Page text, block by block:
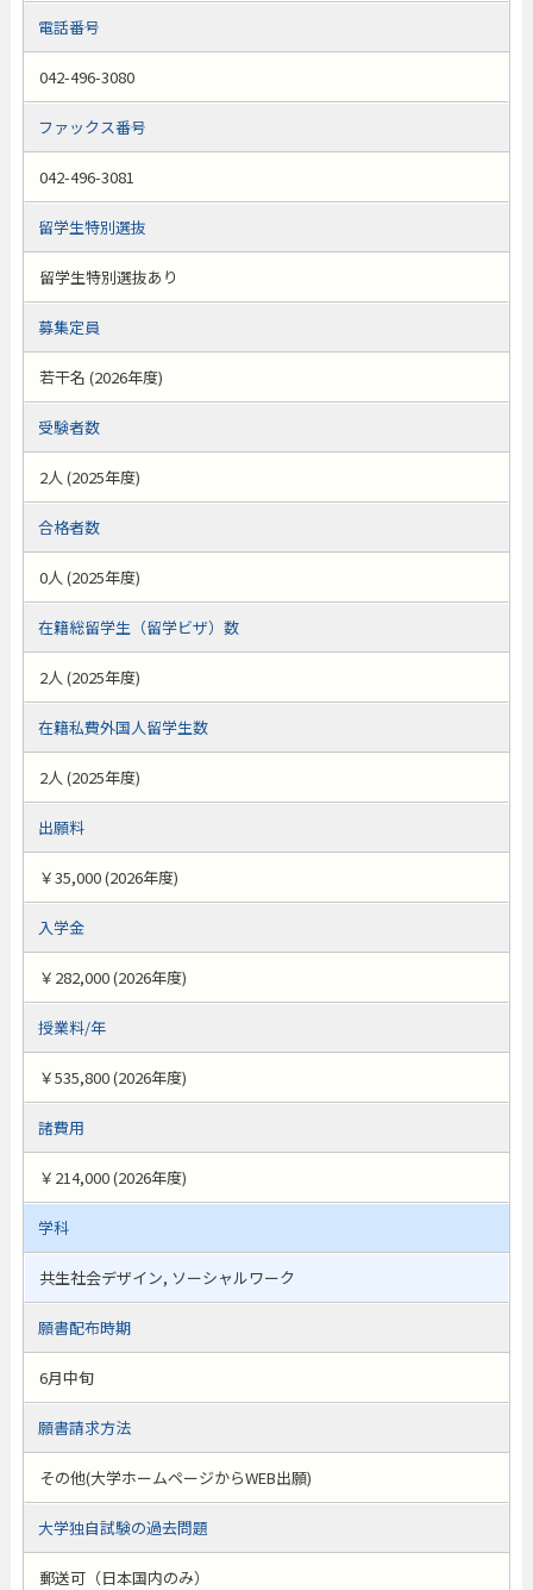
電話番号
042-496-3080
ファックス番号
042-496-3081
留学生特別選抜
留学生特別選抜あり
募集定員
若干名 (2026年度)
受験者数
2人 (2025年度)
合格者数
0人 (2025年度)
在籍総留学生（留学ビザ）数
2人 (2025年度)
在籍私費外国人留学生数
2人 (2025年度)
出願料
￥35,000 (2026年度)
入学金
￥282,000 (2026年度)
授業料/年
￥535,800 (2026年度)
諸費用
￥214,000 (2026年度)
学科
共生社会デザイン, ソーシャルワーク
願書配布時期
6月中旬
願書請求方法
その他(大学ホームページからWEB出願)
大学独自試験の過去問題
郵送可（日本国内のみ）